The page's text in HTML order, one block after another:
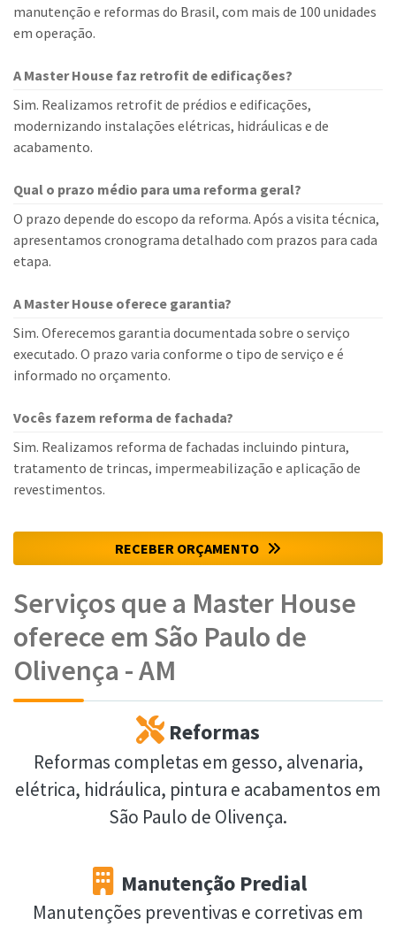
manutenção e reformas do Brasil, com mais de 100 unidades
em operação.
A Master House faz retrofit de edificações?
Sim. Realizamos retrofit de prédios e edificações,
modernizando instalações elétricas, hidráulicas e de
acabamento.
Qual o prazo médio para uma reforma geral?
O prazo depende do escopo da reforma. Após a visita técnica,
apresentamos cronograma detalhado com prazos para cada
etapa.
A Master House oferece garantia?
Sim. Oferecemos garantia documentada sobre o serviço
executado. O prazo varia conforme o tipo de serviço e é
informado no orçamento.
Vocês fazem reforma de fachada?
Sim. Realizamos reforma de fachadas incluindo pintura,
tratamento de trincas, impermeabilização e aplicação de
revestimentos.
RECEBER ORÇAMENTO
Serviços que a Master House
oferece em São Paulo de
Olivença - AM
Reformas
Reformas completas em gesso, alvenaria,
elétrica, hidráulica, pintura e acabamentos em
São Paulo de Olivença.
Manutenção Predial
Manutenções preventivas e corretivas em